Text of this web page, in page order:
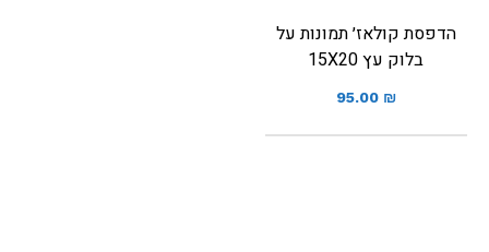
הדפסת קולאז׳ תמונות על
בלוק עץ 15X20
95.00 ₪